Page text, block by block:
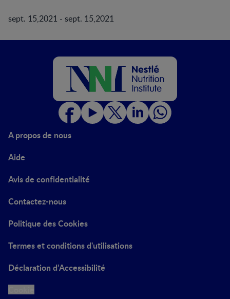
sept. 15,2021 - sept. 15,2021
A propos de nous
Aide
Avis de confidentialité
Contactez-nous
Politique des Cookies
Termes et conditions d'utilisations
Déclaration d’Accessibilité